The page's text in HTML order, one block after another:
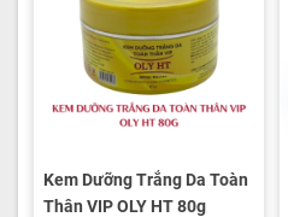
Kem Dưỡng Trắng Da Toàn
Thân VIP OLY HT 80g